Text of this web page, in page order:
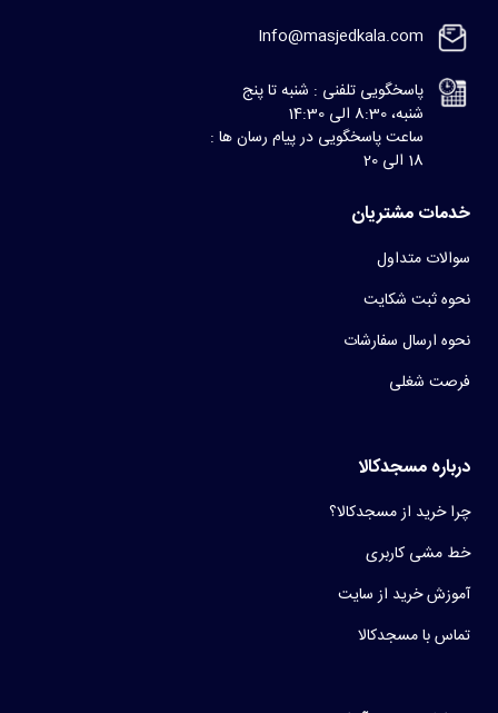
Info@masjedkala.com
پاسخگویی تلفنی : شنبه تا پنج
شنبه، 8:30 الی 14:30
ساعت پاسخگویی در پیام رسان ها :
18 الی 20
خدمات مشتریان
سوالات متداول
نحوه ثبت شکایت
نحوه ارسال سفارشات
فرصت شغلی
درباره مسجدکالا
چرا خرید از مسجدکالا؟
خط مشی کاربری
آموزش خرید از سایت
تماس با مسجدکالا